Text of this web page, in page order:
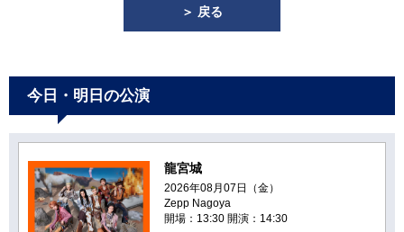
＞ 戻る
今日・明日の公演
龍宮城
2026年08月07日（金）
Zepp Nagoya
開場：13:30 開演：14:30